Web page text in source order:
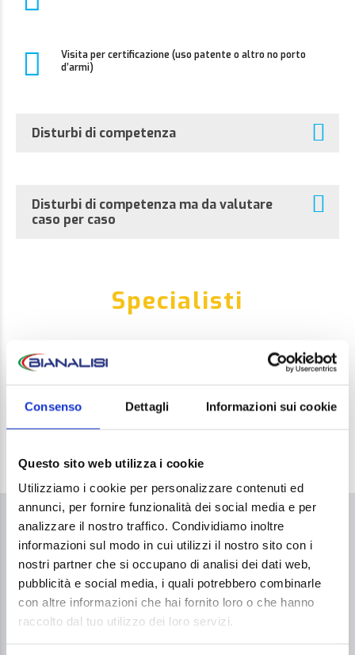
Consenso Dettagli Informazioni sui cookie
Questo sito web utilizza i cookie
Utilizziamo i cookie per personalizzare contenuti ed
annunci, per fornire funzionalità dei social media e per
analizzare il nostro traffico. Condividiamo inoltre
informazioni sul modo in cui utilizzi il nostro sito con i
nostri partner che si occupano di analisi dei dati web,
pubblicità e social media, i quali potrebbero combinarle
con altre informazioni che hai fornito loro o che hanno
raccolto dal tuo utilizzo dei loro servizi.
Visita per certificazione (uso patente o altro no porto
d’armi)
Disturbi di competenza
Disturbi di competenza ma da valutare
caso per caso
Specialisti
COME ACCEDERE AL SERVIZIO
Per accedere al servizio non è necessariala
prescrizione medica.
Prenotazione telefonica dalle 10 alle 19.